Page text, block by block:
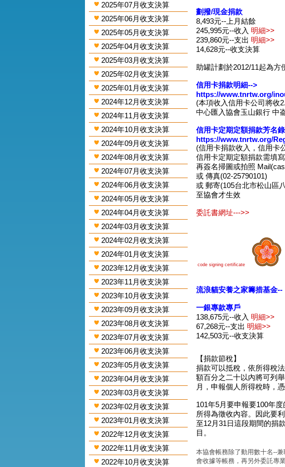
2025年07月收支決算
2025年06月收支決算
2025年05月收支決算
2025年04月收支決算
2025年03月收支決算
2025年02月收支決算
2025年01月收支決算
2024年12月收支決算
2024年11月收支決算
2024年10月收支決算
2024年09月收支決算
2024年08月收支決算
2024年07月收支決算
2024年06月收支決算
2024年05月收支決算
2024年04月收支決算
2024年03月收支決算
2024年02月收支決算
2024年01月收支決算
2023年12月收支決算
2023年11月收支決算
2023年10月收支決算
2023年09月收支決算
2023年08月收支決算
2023年07月收支決算
2023年06月收支決算
2023年05月收支決算
2023年04月收支決算
2023年03月收支決算
2023年02月收支決算
2023年01月收支決算
2022年12月收支決算
2022年11月收支決算
2022年10月收支決算
劃撥/現金捐款
8,493元--上月結餘
245,995元--收入 明細>>
239,860元--支出 明細>>
14,628元--收支決算
助罐計劃於2012/11起為方
信用卡捐款明細-->
https://www.tnrtw.org/
(本項收入信用卡公司將收
中心匯入協會玉山銀行 中
信用卡定期定額捐款芳名
https://www.tnrtw.org/
(信用卡捐款收入，信用卡
信用卡定期定額捐款需填
再簽名掃圖或拍照
或 傳真(02-25790101)
或 郵寄(105台北市松山區
至協會才生效
委託書網址--->>
code signing certificate
流浪貓安養之家籌措基金--
一銀專款專戶
138,675元--收入 明細>>
67,268元--支出 明細>>
142,503元--收支決算
【捐款節稅】
捐款可以抵稅，依所得稅
額百分之二十以內將可列
月，申報個人所得稅時，
101年5月要申報要100年
所得為徵收內容。因此要
至12月31日這段期間的捐
目。
本協會帳務除了動用數十名--
會收據等帳務，再另外委託專